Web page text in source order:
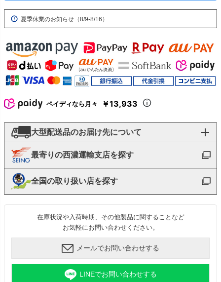
夏季休業のお知らせ（8/9-8/16）
ペイディなら月々 ￥13,933
大型配送品のお届け先について
最寄りの西濃運輸支店を探す
全国の取り扱い店を探す
在庫状況や入荷時期、その他製品に関することなど
お気軽にお問い合わせください。
メールでお問い合わせする
LINEでお問い合わせする